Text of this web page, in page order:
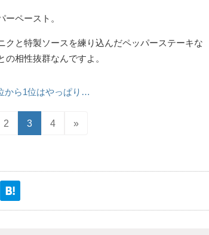
ペースト。
と特製ソースを練り込んだペッパーステーキな
相性抜群なんですよ。
から1位はやっぱり…
2 3 4 »